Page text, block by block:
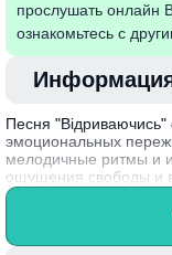
прослушать онлайн
ознакомьтесь с
Песня
эмоциональных
мелодичные ритмы и
ощущения свободы и
отпуска прошлого для
приглашает нас